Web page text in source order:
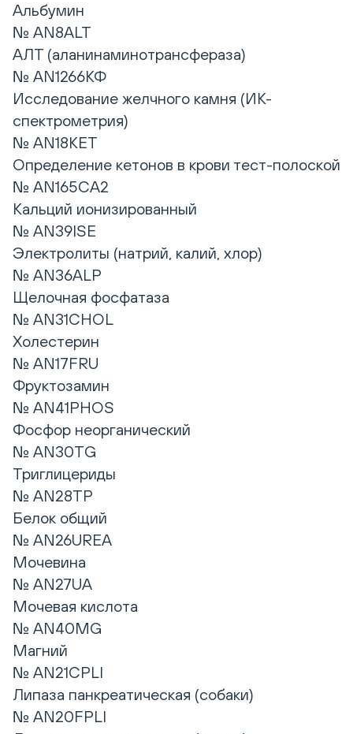
Альбумин
№ AN8ALT
АЛТ (аланинаминотрансфераза)
№ AN1266КФ
Исследование желчного камня (ИК-
спектрометрия)
№ AN18KET
Определение кетонов в крови тест-полоской
№ AN165CA2
Кальций ионизированный
№ AN39ISE
Электролиты (натрий, калий, хлор)
№ AN36ALP
Щелочная фосфатаза
№ AN31CHOL
Холестерин
№ AN17FRU
Фруктозамин
№ AN41PHOS
Фосфор неорганический
№ AN30TG
Триглицериды
№ AN28TP
Белок общий
№ AN26UREA
Мочевина
№ AN27UA
Мочевая кислота
№ AN40MG
Магний
№ AN21CPLI
Липаза панкреатическая (собаки)
№ AN20FPLI